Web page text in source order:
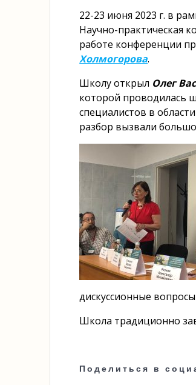
22-23 июня 2023 г. в
Научно-практическая
работе конференции
Холмогорова.
Школу открыл Олег
которой проводилась
специалистов в
разбор вызвали
дискуссионные
Школа традиционно
Поделиться в